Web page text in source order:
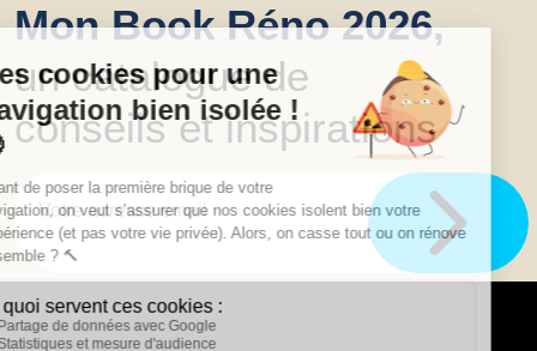
Mon Book Réno 2026,
un catalogue de
conseils et inspirations